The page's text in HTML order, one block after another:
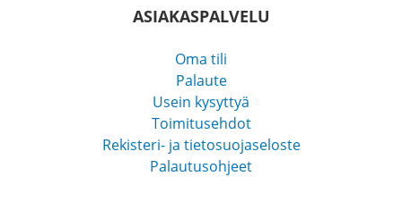
ASIAKASPALVELU
Oma tili
Palaute
Usein kysyttyä
Toimitusehdot
Rekisteri- ja tietosuojaseloste
Palautusohjeet